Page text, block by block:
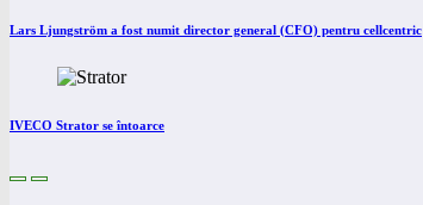
Lars Ljungström a fost numit director general (CFO) pentru cellcentric
IVECO Strator se întoarce